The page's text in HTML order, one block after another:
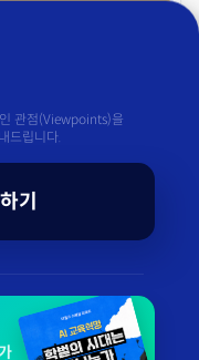
관점(Viewpoints)을
드립니다.
기